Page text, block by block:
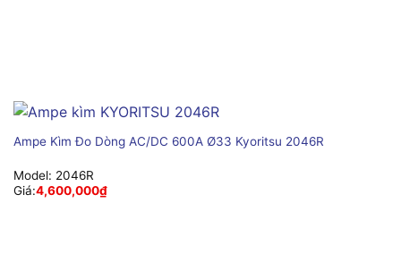
Ampe Kìm Đo Dòng AC/DC 600A Ø33 Kyoritsu 2046R
Model: 2046R
Giá:4,600,000₫